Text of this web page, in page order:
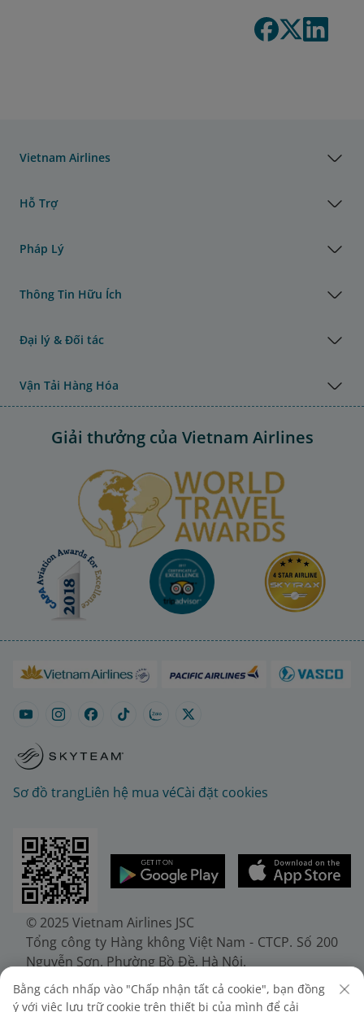
Vietnam Airlines
Hỗ Trợ
Pháp Lý
Thông Tin Hữu Ích
Đại lý & Đối tác
Vận Tải Hàng Hóa
Giải thưởng của Vietnam Airlines
Sơ đồ trangLiên hệ mua véCài đặt cookies
© 2025 Vietnam Airlines JSC
Tổng công ty Hàng không Việt Nam - CTCP. Số 200
Nguyễn Sơn, Phường Bồ Đề, Hà Nội.
Điện thoại: (+84-24) 38272289. Fax: (+84-24)
38722375
Bằng cách nhấp vào "Chấp nhận tất cả cookie", bạn đồng
ý với việc lưu trữ cookie trên thiết bị của mình để cải